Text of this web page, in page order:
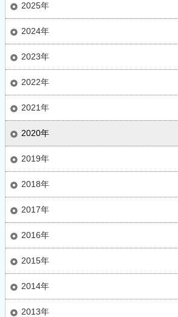
2025年
2024年
2023年
2022年
2021年
2020年
2019年
2018年
2017年
2016年
2015年
2014年
2013年